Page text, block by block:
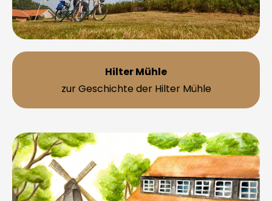
Hilter Mühle
zur Geschichte der Hilter Mühle